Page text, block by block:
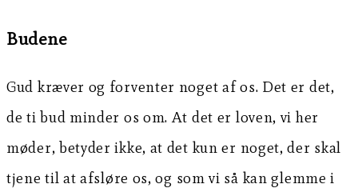
Budene
Gud kræver og forventer noget af os. Det er det,
de ti bud minder os om. At det er loven, vi her
møder, betyder ikke, at det kun er noget, der skal
tjene til at afsløre os, og som vi så kan glemme i